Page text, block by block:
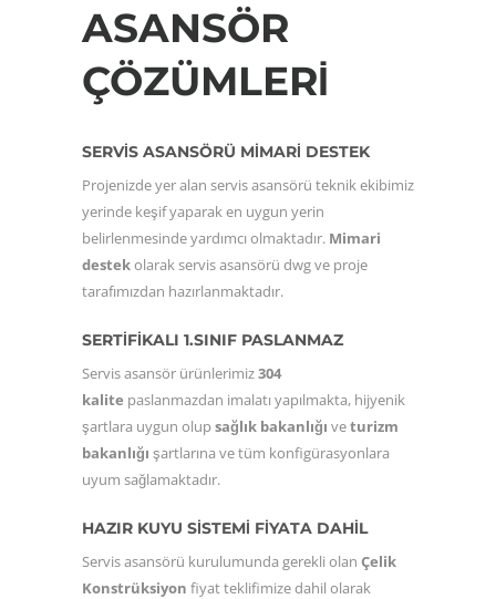
ASANSÖR
ÇÖZÜMLERI
SERVİS ASANSÖRÜ MİMARİ DESTEK
Projenizde yer alan servis asansörü teknik ekibimiz
yerinde keşif yaparak en uygun yerin
belirlenmesinde yardımcı olmaktadır. Mimari
destekolarak servis asansörü dwg ve proje
tarafımızdan hazırlanmaktadır.
SERTİFİKALI 1.SINIF PASLANMAZ
Servis asansör ürünlerimiz304
kalite paslanmazdan imalatı yapılmakta, hijyenik
şartlara uygun olupsağlık bakanlığı veturizm
bakanlığı şartlarına ve tüm konfigürasyonlara
uyum sağlamaktadır.
HAZIR KUYU SİSTEMİ FİYATA DAHİL
Servis asansörü kurulumunda gerekli olan Çelik
Konstrüksiyon fiyat teklifimize dahil olarak